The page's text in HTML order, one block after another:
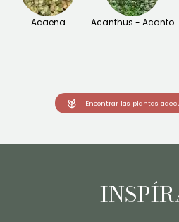
Acaena Acanthus - Acanto
Encontrar las plantas